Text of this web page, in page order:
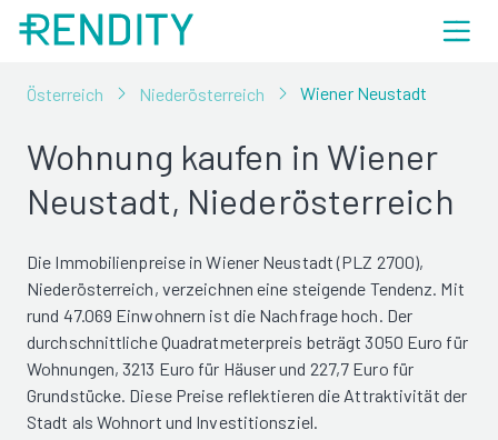
Österreich Niederösterreich Wiener Neustadt
Wohnung kaufen in Wiener
Neustadt, Niederösterreich
Die Immobilienpreise in Wiener Neustadt (PLZ 2700),
Niederösterreich, verzeichnen eine steigende Tendenz. Mit
rund 47.069 Einwohnern ist die Nachfrage hoch. Der
durchschnittliche Quadratmeterpreis beträgt 3050 Euro für
Wohnungen, 3213 Euro für Häuser und 227,7 Euro für
Grundstücke. Diese Preise reflektieren die Attraktivität der
Stadt als Wohnort und Investitionsziel.